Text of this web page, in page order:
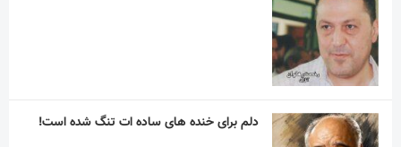
دلم برای خنده های ساده ات تنگ شده است!